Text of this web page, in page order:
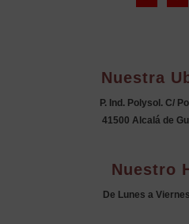
Nuestra
P. Ind. Polysol. C/
41500 Alcalá de
Nuestro
De Lunes a